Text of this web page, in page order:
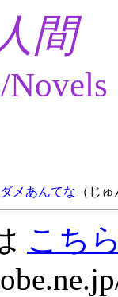
間
ダメあんてな （じ
こち